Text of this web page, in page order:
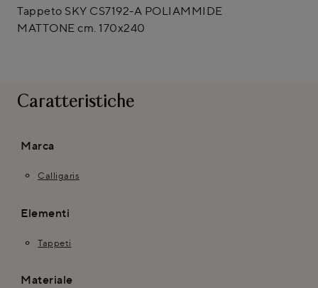
Tappeto SKY CS7192-A POLIAMMIDE
MATTONE cm. 170x240
Caratteristiche
Marca
Calligaris
Elementi
Tappeti
Materiale